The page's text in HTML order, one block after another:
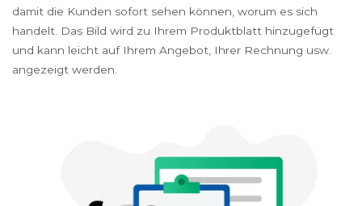
damit die Kunden sofort sehen können, worum es sich
handelt. Das Bild wird zu Ihrem Produktblatt hinzugefügt
und kann leicht auf Ihrem Angebot, Ihrer Rechnung usw.
angezeigt werden.